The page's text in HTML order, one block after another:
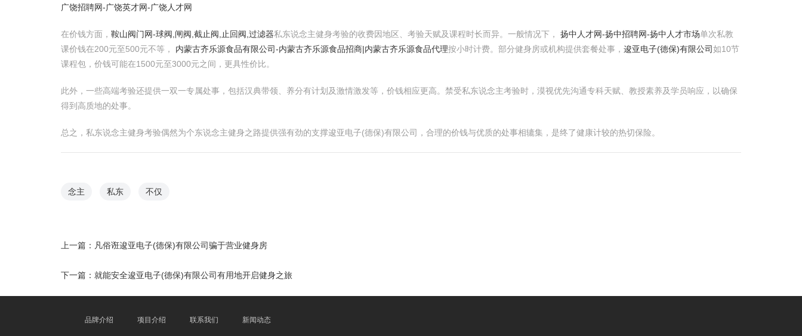
广饶招聘网-广饶英才网-广饶人才网
在价钱方面， 鞍山阀门网-球阀,闸阀,截止阀,止回阀,过滤器私东说念主健身考验的收费因地区、考验天赋及课程时长而异。一般情况下， 扬中人才网-扬中招聘网-扬中人才市场单次私教
课价钱在200元至500元不等， 内蒙古齐乐源食品有限公司-内蒙古齐乐源食品招商|内蒙古齐乐源食品代理按小时计费。部分健身房或机构提供套餐处事， 逡亚电子(德保)有限公司如10节
课程包，价钱可能在1500元至3000元之间，更具性价比。
此外，一些高端考验还提供一双一专属处事，包括汉典带领、养分有计划及激情激发等，价钱相应更高。禁受私东说念主考验时，漠视优先沟通专科天赋、教授素养及学员响应，以确保
得到高质地的处事。
总之，私东说念主健身考验偶然为个东说念主健身之路提供强有劲的支撑逡亚电子(德保)有限公司，合理的价钱与优质的处事相辘集，是终了健康计较的热切保险。
念主 私东 不仅
上一篇： 凡俗诳逡亚电子(德保)有限公司骗于营业健身房
下一篇： 就能安全逡亚电子(德保)有限公司有用地开启健身之旅
品牌介绍 项目介绍 联系我们 新闻动态